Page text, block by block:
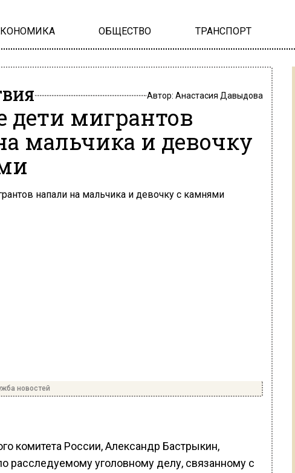
ОБЩЕСТВО ТРАНСПОРТ
Автор: Анастасия Давыдова
дети мигрантов
мальчика и девочку
новостей
комитета России, Александр Бастрыкин,
расследуемому уголовному делу, связанному с